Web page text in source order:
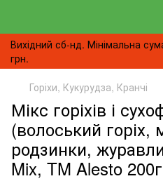
Вихідний сб-нд. Мінімальна
грн.
Горіхи, Кукурудза, Кранчі
Мікс горіхів і
(волоський горіх,
родзинки,
Mix, TM Alesto 200г